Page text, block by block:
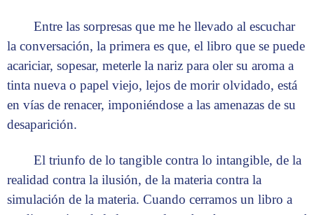
Entre las sorpresas que me he llevado al escuchar
la conversación, la primera es que, el libro que se puede
acariciar, sopesar, meterle la nariz para oler su aroma a
tinta nueva o papel viejo, lejos de morir olvidado, está
en vías de renacer, imponiéndose a las amenazas de su
desaparición.
El triunfo de lo tangible contra lo intangible, de la
realidad contra la ilusión, de la materia contra la
simulación de la materia. Cuando cerramos un libro a